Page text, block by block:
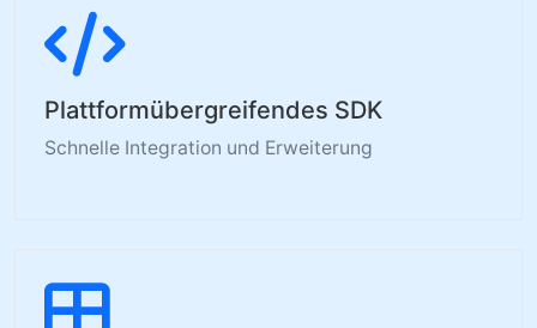
Plattformübergreifendes SDK
Schnelle Integration und Erweiterung